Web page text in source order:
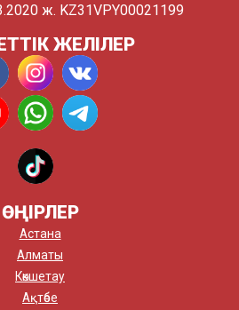
ж. KZ31VPY00021199
ЖЕЛІЛЕР
ӨҢІРЛЕР
Астана
Алматы
Көкшетау
Ақтөбе